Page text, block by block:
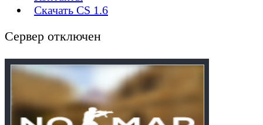
Скачать CS 1.6
Сервер отключен